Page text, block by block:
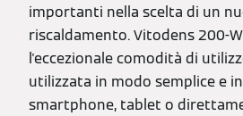
importanti nella scelta di un
riscaldamento. Vitodens 200-
l'eccezionale comodità di
utilizzata in modo semplice e
smartphone, tablet o